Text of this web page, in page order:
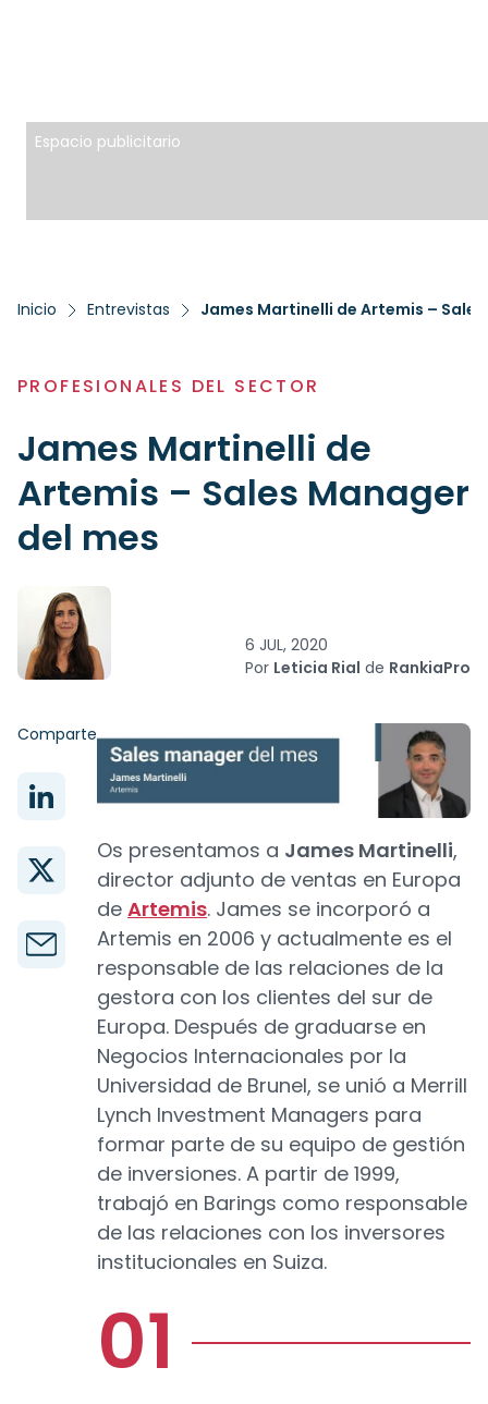
Espacio publicitario
Inicio Entrevistas James Martinelli de Artemis –
PROFESIONALES DEL SECTOR
James Martinelli de
Artemis – Sales Manager
del mes
6 JUL, 2020
Por Leticia Rial de RankiaPro
Comparte
Os presentamos a James Martinelli,
director adjunto de ventas en Europa
de Artemis. James se incorporó a
Artemis en 2006 y actualmente es el
responsable de las relaciones de la
gestora con los clientes del sur de
Europa. Después de graduarse en
Negocios Internacionales por la
Universidad de Brunel, se unió a Merrill
Lynch Investment Managers para
formar parte de su equipo de gestión
de inversiones. A partir de 1999,
trabajó en Barings como responsable
de las relaciones con los inversores
institucionales en Suiza.